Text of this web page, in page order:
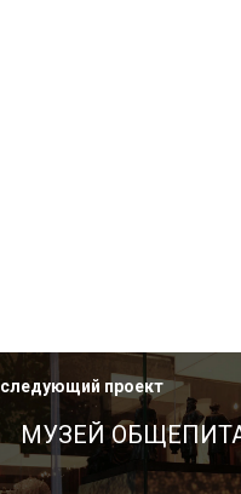
МУЗЕЙ
следующий проект